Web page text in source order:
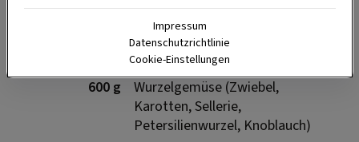
Rehschulter
600 g
Wurzelgemüse (Zwiebel,
Karotten, Sellerie,
Petersilienwurzel, Knoblauch)
Impressum
Datenschutzrichtlinie
Cookie-Einstellungen